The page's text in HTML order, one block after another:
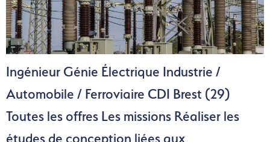
Ingénieur Génie Électrique Industrie /
Automobile / Ferroviaire CDI Brest (29)
Toutes les offres Les missions Réaliser les
études de conception liées aux